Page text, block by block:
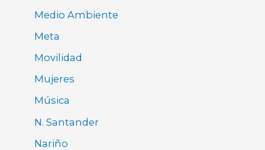
Medio Ambiente
Meta
Movilidad
Mujeres
Música
N. Santander
Nariño